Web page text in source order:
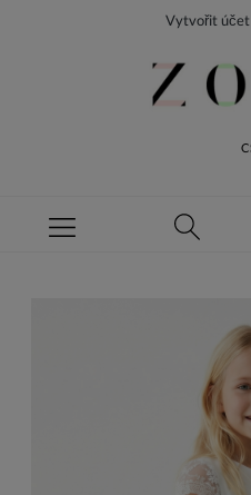
Vytvořit účet